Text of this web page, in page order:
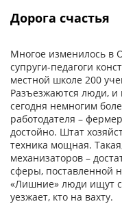
Дорога счастья
Многое изменилось в
супруги-­педагоги
местной школе 200
Разъезжаются люди, и
сегодня немногим
работодателя –
достойно. Штат
техника мощная.
механизаторов –
сферы, поставленной
«Лишние» люди ищут
уезжает, кто на вахту.